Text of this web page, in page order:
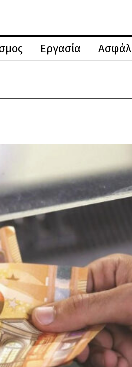
Εργασία